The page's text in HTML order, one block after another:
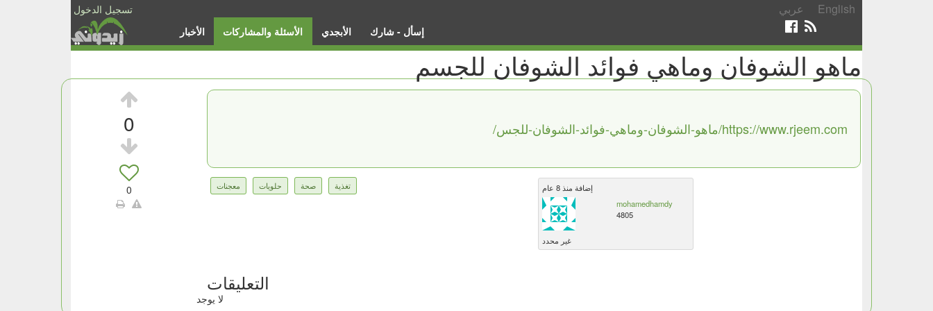
تسجيل الدخول عربي English
الأخبار الأسئلة والمشاركات الأبجدي إسأل - شارك
ماهو الشوفان وماهي فوائد الشوفان للجسم
0
0
https://www.rjeem.com/ماهو-الشوفان-وماهي-فوائد-الشوفان-للجس/
تغذية صحة حلويات معجنات
إضافة منذ 8 عام
mohamedhamdy
4805
غير محدد
التعليقات
لا يوجد